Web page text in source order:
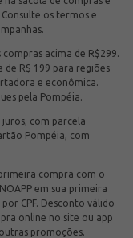
os termos e
compras acima de R$299.
de R$ 199 para regiões
e econômica.
pela Pompéia.
juros, com parcela
Pompéia, com
compra com o
em sua primeira
CPF. Desconto válido
online no site ou app
promoções.